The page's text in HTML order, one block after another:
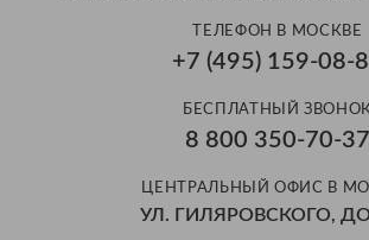
ТЕЛЕФОН В МОСКВЕ
+7 (495) 159-08-
БЕСПЛАТНЫЙ
8 800 350-70-37
ЦЕНТРАЛЬНЫЙ ОФИС В
УЛ. ГИЛЯРОВСКОГО,